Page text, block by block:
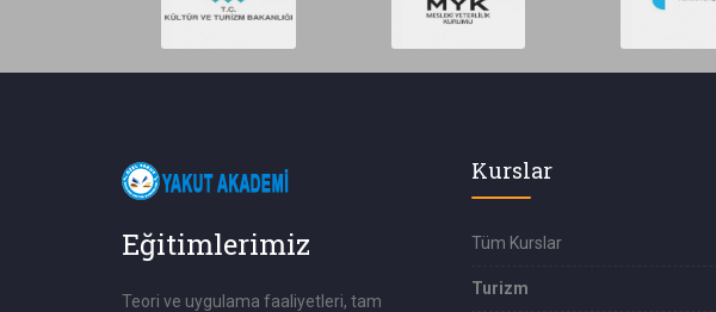
Eğitimlerimiz
Teori ve uygulama faaliyetleri, tam
Kurslar
Tüm Kurslar
Turizm